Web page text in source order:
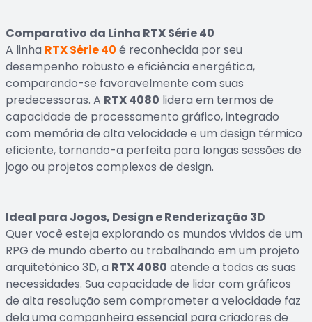
Comparativo da Linha RTX Série 40
A linha RTX Série 40 é reconhecida por seu
desempenho robusto e eficiência energética,
comparando-se favoravelmente com suas
predecessoras. A RTX 4080 lidera em termos de
capacidade de processamento gráfico, integrado
com memória de alta velocidade e um design térmico
eficiente, tornando-a perfeita para longas sessões de
jogo ou projetos complexos de design.
Ideal para Jogos, Design e Renderização 3D
Quer você esteja explorando os mundos vividos de um
RPG de mundo aberto ou trabalhando em um projeto
arquitetônico 3D, a RTX 4080 atende a todas as suas
necessidades. Sua capacidade de lidar com gráficos
de alta resolução sem comprometer a velocidade faz
dela uma companheira essencial para criadores de